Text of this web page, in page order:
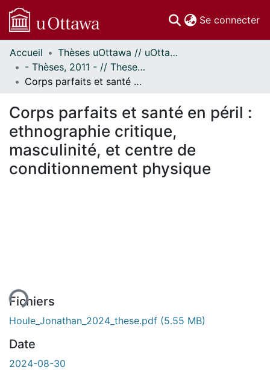
Se connecter
Communautés
et collections
Parcourir
À propos
Accueil
Thèses uOttawa // uOttawa Theses
- Thèses, 2011 - // Theses, 2011 -
Corps parfaits et santé en péril : ethnographie critique, masculinité, et centre de conditionnement physique
Corps parfaits et santé en péril :
ethnographie critique,
masculinité, et centre de
conditionnement physique
Fichiers
Houle_Jonathan_2024_these.pdf (5.55 MB)
Date
2024-08-30